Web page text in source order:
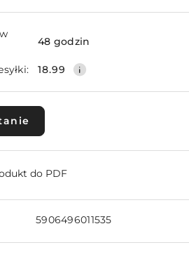
48 godzin
18.99
do PDF
5906496011535